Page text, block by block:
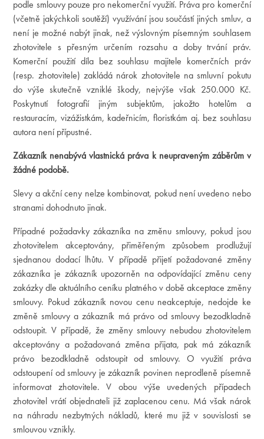
podle smlouvy pouze pro nekomerční využití. Práva pro komerční
(včetně jakýchkoli soutěží) využívání jsou součástí jiných smluv, a
není je možné nabýt jinak, než výslovným písemným souhlasem
zhotovitele s přesným určením rozsahu a doby trvání práv.
Komerční použití díla bez souhlasu majitele komerčních práv
(resp. zhotovitele) zakládá nárok zhotovitele na smluvní pokutu
do výše skutečně vzniklé škody, nejvýše však 250.000 Kč.
Poskytnutí fotografií jiným subjektům, jakožto hotelům a
restauracím, vizážistkám, kadeřnicím, floristkám aj. bez souhlasu
autora není přípustné.
Zákazník nenabývá vlastnická práva k neupraveným záběrům v
žádné podobě.
Slevy a akční ceny nelze kombinovat, pokud není uvedeno nebo
stranami dohodnuto jinak.
Případné požadavky zákazníka na změnu smlouvy, pokud jsou
zhotovitelem akceptovány, přiměřeným způsobem prodlužují
sjednanou dodací lhůtu. V případě přijetí požadované změny
zákazníka je zákazník upozorněn na odpovídající změnu ceny
zakázky dle aktuálního ceníku platného v době akceptace změny
smlouvy. Pokud zákazník novou cenu neakceptuje, nedojde ke
změně smlouvy a zákazník má právo od smlouvy bezodkladně
odstoupit. V případě, že změny smlouvy nebudou zhotovitelem
akceptovány a požadovaná změna přijata, pak má zákazník
právo bezodkladně odstoupit od smlouvy. O využití práva
odstoupení od smlouvy je zákazník povinen neprodleně písemně
informovat zhotovitele. V obou výše uvedených případech
zhotovitel vrátí objednateli již zaplacenou cenu. Má však nárok
na náhradu nezbytných nákladů, které mu již v souvislosti se
smlouvou vznikly.